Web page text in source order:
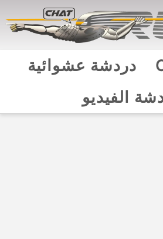
دردشة عشوائية
الفيديو